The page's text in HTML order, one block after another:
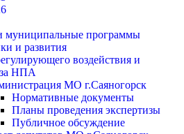
муниципальные программы
и развития
воздействия и
НПА
МО г.Саяногорск
Нормативные документы
Планы проведения экспертизы
Публичное обсуждение